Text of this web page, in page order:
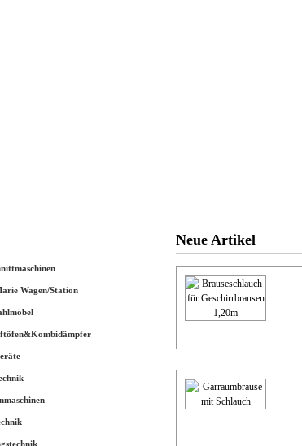
Wagen/Station
Neue Artikel